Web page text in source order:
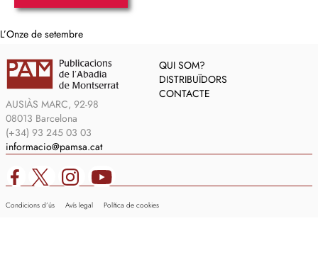
L’Onze de setembre
AUSIÀS MARC, 92-98
08013 Barcelona
(+34) 93 245 03 03
informacio@pamsa.cat
QUI SOM?
DISTRIBUÏDORS
CONTACTE
Condicions d’ús Avís legal Política de cookies